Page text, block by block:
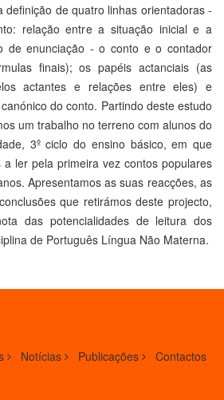
definição de quatro linhas orientadoras -
relação entre a situação inicial e a
de enunciação - o conto e o contador
finais); os papéis actanciais (as
actantes e relações entre eles) e
do conto. Partindo deste estudo
um trabalho no terreno com alunos do
3º ciclo do ensino básico, em que
ler pela primeira vez contos populares
Apresentamos as suas reacções, as
que retirámos deste projecto,
das potencialidades de leitura dos
de Português Língua Não Materna.
Notícias Publicações Contactos